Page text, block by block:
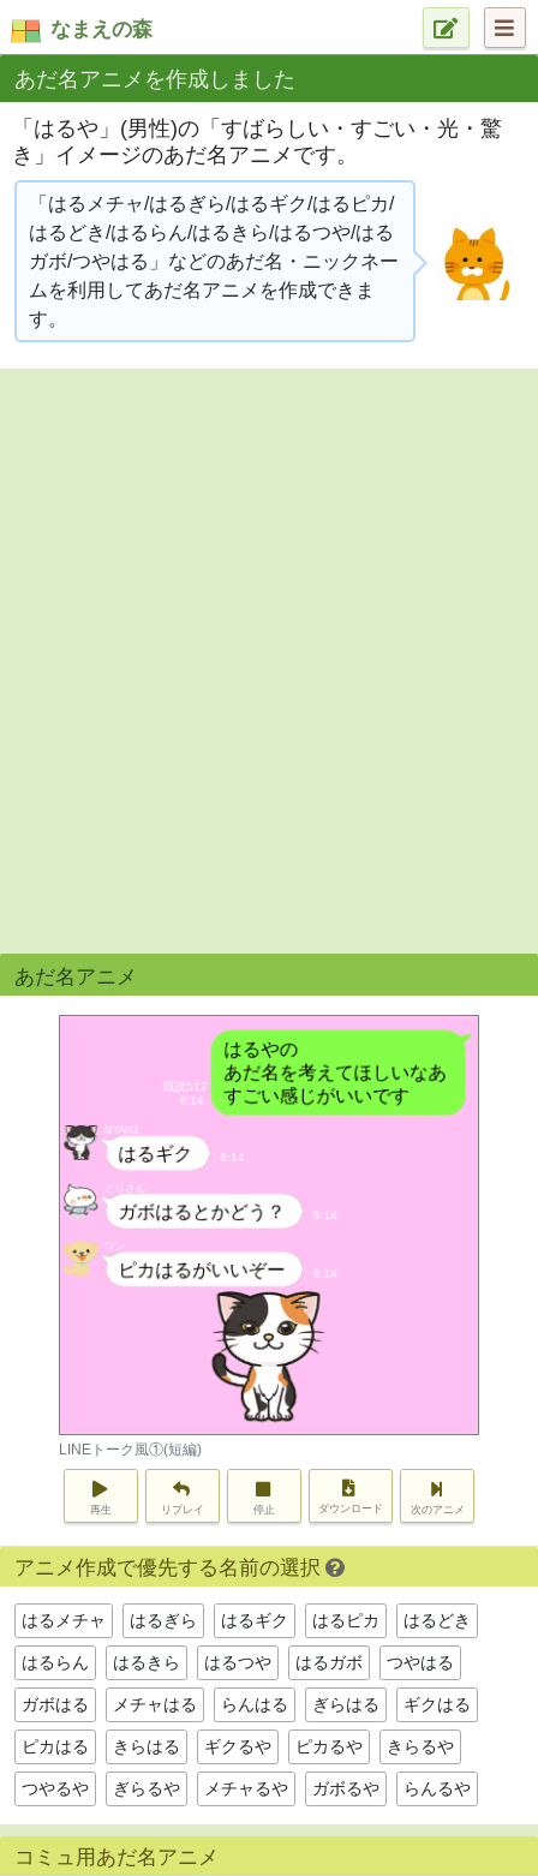
なまえの森
あだ名アニメを作成しました
「はるや」(男性)の「すばらしい・すごい・光・驚
き」イメージのあだ名アニメです。
「はるメチャ/はるぎら/はるギク/はるピカ/
はるどき/はるらん/はるきら/はるつや/はる
ガボ/つやはる」などのあだ名・ニックネー
ムを利用してあだ名アニメを作成できま
す。
あだ名アニメ
LINEトーク風①(短編)
再生 リプレイ 停止 ダウンロード 次のアニメ
アニメ作成で優先する名前の選択
はるメチャ はるぎら はるギク はるピカ はるどき
はるらん はるきら はるつや はるガボ つやはる
ガボはる メチャはる らんはる ぎらはる ギクはる
ピカはる きらはる ギクるや ピカるや きらるや
つやるや ぎらるや メチャるや ガボるや らんるや
コミュ用あだ名アニメ